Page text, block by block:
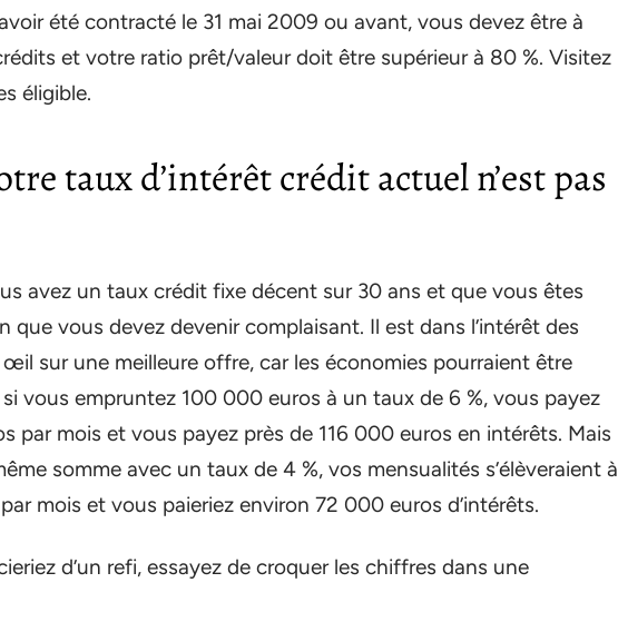
été contracté le 31 mai 2009 ou avant, vous devez être à
et votre ratio prêt/valeur doit être supérieur à 80 %. Visitez
éligible.
taux d’intérêt crédit actuel n’est pas
avez un taux crédit fixe décent sur 30 ans et que vous êtes
que vous devez devenir complaisant. Il est dans l’intérêt des
sur une meilleure offre, car les économies pourraient être
vous empruntez 100 000 euros à un taux de 6 %, vous payez
par mois et vous payez près de 116 000 euros en intérêts. Mais
somme avec un taux de 4 %, vos mensualités s’élèveraient à
mois et vous paieriez environ 72 000 euros d’intérêts.
d’un refi, essayez de croquer les chiffres dans une